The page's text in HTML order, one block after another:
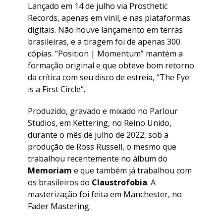
Lançado em 14 de julho via Prosthetic
Records, apenas em vinil, e nas plataformas
digitais. Não houve lançamento em terras
brasileiras, e a tiragem foi de apenas 300
cópias. “Position | Momentum” mantém a
formação original e que obteve bom retorno
da crítica com seu disco de estreia, “The Eye
is a First Circle“.
Produzido, gravado e mixado no Parlour
Studios, em Kettering, no Reino Unido,
durante o mês de julho de 2022, sob a
produção de Ross Russell, o mesmo que
trabalhou recentemente no álbum do
Memoriam e que também já trabalhou com
os brasileiros do Claustrofobia. A
masterização foi feita em Manchester, no
Fader Mastering.